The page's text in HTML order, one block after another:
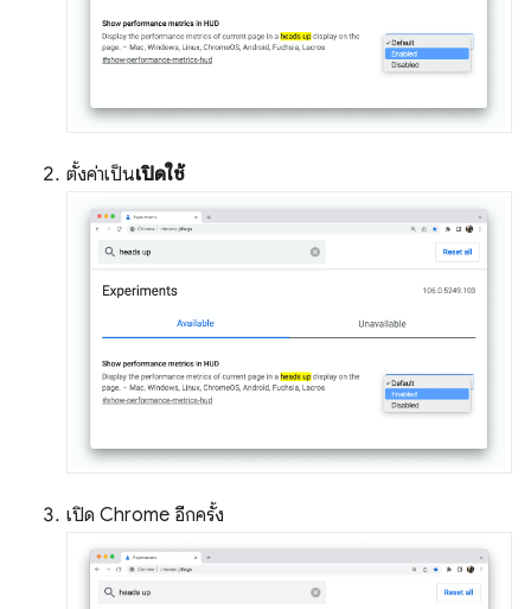
ตั้งค่าเป็นเปิดใช้
เปิด Chrome อีกครั้ง